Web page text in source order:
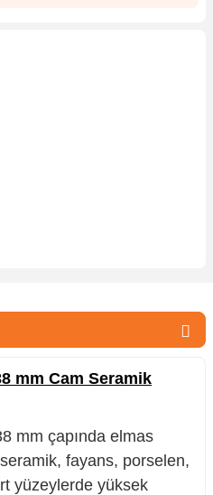
mm Cam Seramik
mm çapında elmas
fayans, porselen,
yüzeylerde yüksek